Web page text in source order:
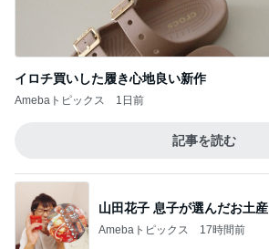
イロチ買いした履き心地良い新作
Amebaトピックス 1日前
記事を読む
山田花子 息子が選んだお土産
Amebaトピックス 17時間前